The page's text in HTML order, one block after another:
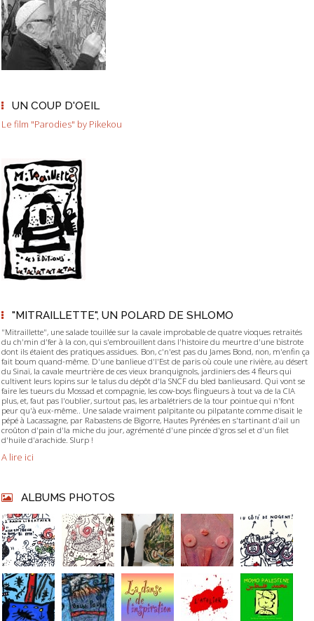
UN COUP D'OEIL
Le film "Parodies" by Pikekou
"MITRAILLETTE", UN POLARD DE SHLOMO
"Mitraillette", une salade touillée sur la cavale improbable de quatre vioques retraités
du ch'min d'fer à la con, qui s'embrouillent dans l'histoire du meurtre d'une bistrote
dont ils étaient des pratiques assidues. Bon, c'n'est pas du James Bond, non, m'enfin ça
fait boum quand-même. D'une banlieue d'l'Est de paris où coule une rivière, au désert
du Sinaï, la cavale meurtrière de ces vieux branquignols, jardiniers des 4 fleurs qui
cultivent leurs lopins sur le talus du dépôt d'la SNCF du bled banlieusard. Qui vont se
faire les tueurs du Mossad et compagnie, les cow-boys flingueurs à tout va de la CIA
plus, et, faut pas l'oublier, surtout pas, les arbalétriers de la tour pointue qui n'font
peur qu'à eux-même.. Une salade vraiment palpitante ou pilpatante comme disait le
pépé à Lacassagne, par Rabastens de Bigorre, Hautes Pyrénées en s'tartinant d'ail un
croûton d'pain d'la miche du jour, agrémenté d'une pincée d'gros sel et d'un filet
d'huile d'arachide. Slurp !
A lire ici
ALBUMS PHOTOS